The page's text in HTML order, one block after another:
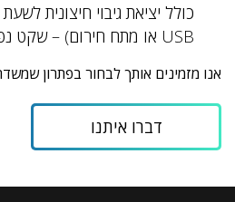
כולל יציאת גיבוי חיצונית
USB או מתח חירום) – שקט נפשי מוחלט.
אנו מזמינים אותך לבחור בפתרון
דברו איתנו